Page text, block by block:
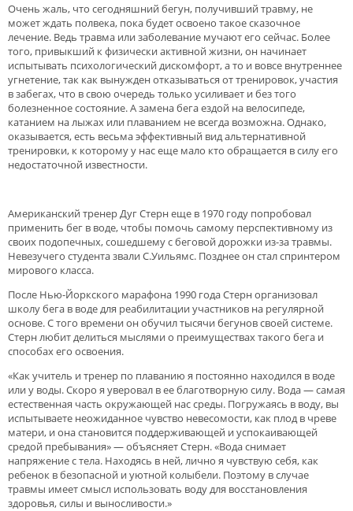
Очень жаль, что сегодняшний бегун, получивший травму, не
может ждать полвека, пока будет освоено такое сказочное
лечение. Ведь травма или заболевание мучают его сейчас. Более
того, привыкший к физически активной жизни, он начинает
испытывать психологический дискомфорт, а то и вовсе внутреннее
угнетение, так как вынужден отказываться от тренировок, участия
в забегах, что в свою очередь только усиливает и без того
болезненное состояние. А замена бега ездой на велосипеде,
катанием на лыжах или плаванием не всегда возможна. Однако,
оказывается, есть весьма эффективный вид альтернативной
тренировки, к которому у нас еще мало кто обращается в силу его
недостаточной известности.
Американский тренер Дуг Стерн еще в 1970 году попробовал
применить бег в воде, чтобы помочь самому перспективному из
своих подопечных, сошедшему с беговой дорожки из-за травмы.
Невезучего студента звали С.Уильямс. Позднее он стал спринтером
мирового класса.
После Нью-Йоркского марафона 1990 года Стерн организовал
школу бега в воде для реабилитации участников на регулярной
основе. С того времени он обучил тысячи бегунов своей системе.
Стерн любит делиться мыслями о преимуществах такого бега и
способах его освоения.
«Как учитель и тренер по плаванию я постоянно находился в воде
или у воды. Скоро я уверовал в ее благотворную силу. Вода — самая
естественная часть окружающей нас среды. Погружаясь в воду, вы
испытываете неожиданное чувство невесомости, как плод в чреве
матери, и она становится поддерживающей и успокаивающей
средой пребывания» — объясняет Стерн. «Вода снимает
напряжение с тела. Находясь в ней, лично я чувствую себя, как
ребенок в безопасной и уютной колыбели. Поэтому в случае
травмы имеет смысл использовать воду для восстановления
здоровья, силы и выносливости.»